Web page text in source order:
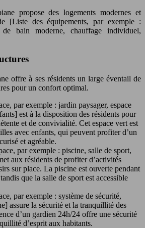
propose des logements modernes et
[Liste des équipements, par exemple :
bain moderne, chauffage individuel,
offre à ses résidents un large éventail de
pour un confort optimal.
par exemple : jardin paysager, espace
est à la disposition des résidents pour
et de convivialité. Cet espace vert est
avec enfants, qui peuvent profiter d’un
et agréable.
par exemple : piscine, salle de sport,
aux résidents de profiter d’activités
sur place. La piscine est ouverte pendant
que la salle de sport est accessible
par exemple : système de sécurité,
assure la sécurité et la tranquillité des
d’un gardien 24h/24 offre une sécurité
d’esprit aux habitants.